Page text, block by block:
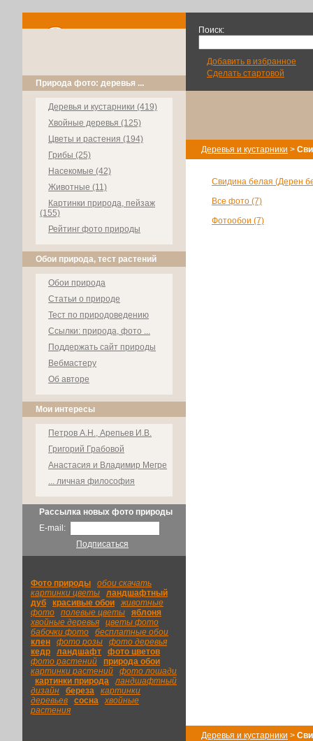
Природа фото: деревья ...
Деревья и кустарники (419)
Хвойные деревья (125)
Цветы и растения (194)
Грибы (25)
Насекомые (42)
Животные (11)
Картинки природа, пейзаж
(155)
Рейтинг фото природы
Обои природа, тест растений
Обои природа
Статьи о природе
Тест по природоведению
Ссылки: природа, фото ...
Поддержать сайт природы
Вебмастеру
Об авторе
Мои интересы
Петров А.Н., Арепьев И.В.
Григорий Грабовой
Анастасия и Владимир Мегре
... личная философия
Рассылка новых фото природы
E-mail:
Подписаться
Фото природы обои скачать
картинки цветы
ландшафтный
дуб
красивые обои
животные
фото
полевые цветы яблоня
хвойные деревья
цветы фото
бабочки фото
бесплатные обои
клен
фото розы фото деревья
кедр
ландшафт фото цветов
фото растений
природа обои
картинки растений
фото лошади
картинки природа |ландшафтный
дизайн
береза
картинки
деревьев
сосна
хвойные
растения
Поиск:
Добавить в избранное
Сделать стартовой
Деревья и кустарники >
Свидина белая (Дерен
Все фото (7)
Фотообои (7)
Деревья и кустарники >